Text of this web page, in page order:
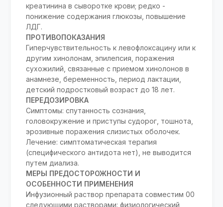
креатинина в сыворотке крови; редко -
понижение содержания глюкозы, повышение
ЛДГ.
ПРОТИВОПОКАЗАНИЯ
Гиперчувствительность к левофлоксацину или к
другим хинолонам, эпилепсия, поражения
сухожилий, связанные с приемом хинолонов в
анамнезе, беременность, период лактации,
детский подростковый возраст до 18 лет.
ПЕРЕДОЗИРОВКА
Симптомы: спутанность сознания,
головокружение и приступы судорог, тошнота,
эрозивные поражения слизистых оболочек.
Лечение: симптоматическая терапия
(специфического антидота нет), не выводится
путем диализа.
МЕРЫ ПРЕДОСТОРОЖНОСТИ И
ОСОБЕННОСТИ ПРИМЕНЕНИЯ
Инфузионный раствор препарата совместим 00
следующими растворами: физиологический